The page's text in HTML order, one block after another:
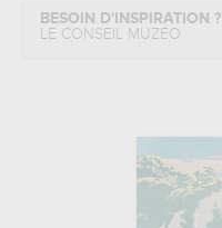
BESOIN D'INSPIRATION ?
LE CONSEIL MUZÉO